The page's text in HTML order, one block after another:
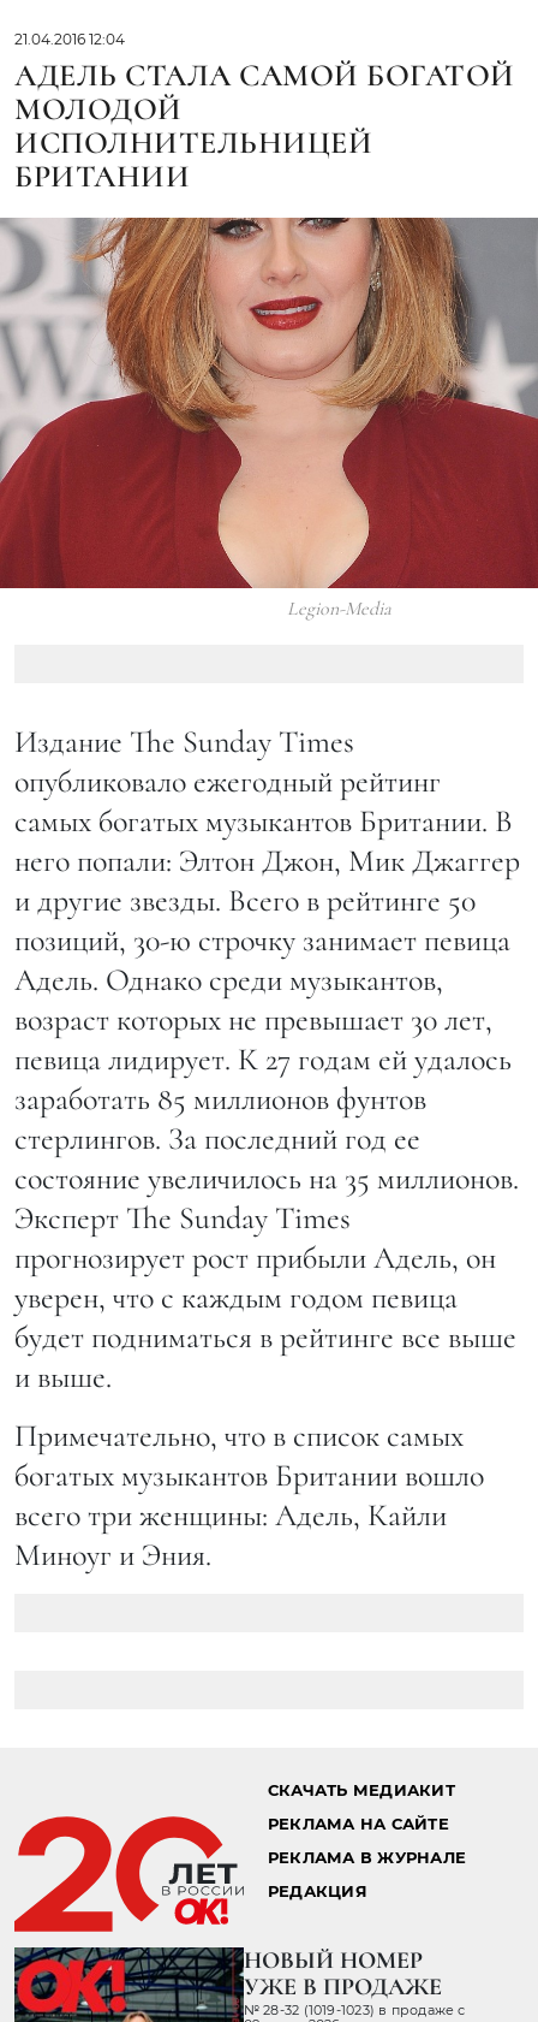
21.04.2016 12:04
АДЕЛЬ СТАЛА САМОЙ БОГАТОЙ
МОЛОДОЙ
ИСПОЛНИТЕЛЬНИЦЕЙ
БРИТАНИИ
Legion-Media
Издание The Sunday Times
опубликовало ежегодный рейтинг
самых богатых музыкантов Британии. В
него попали: Элтон Джон, Мик Джаггер
и другие звезды. Всего в рейтинге 50
позиций, 30-ю строчку занимает певица
Адель. Однако среди музыкантов,
возраст которых не превышает 30 лет,
певица лидирует. К 27 годам ей удалось
заработать 85 миллионов фунтов
стерлингов. За последний год ее
состояние увеличилось на 35 миллионов.
Эксперт The Sunday Times
прогнозирует рост прибыли Адель, он
уверен, что с каждым годом певица
будет подниматься в рейтинге все выше
и выше.
Примечательно, что в список самых
богатых музыкантов Британии вошло
всего три женщины: Адель, Кайли
Миноуг и Эния.
СКАЧАТЬ МЕДИАКИТ
РЕКЛАМА НА САЙТЕ
РЕКЛАМА В ЖУРНАЛЕ
РЕДАКЦИЯ
НОВЫЙ НОМЕР
УЖЕ В ПРОДАЖЕ
№ 28-32 (1019-1023) в продаже с